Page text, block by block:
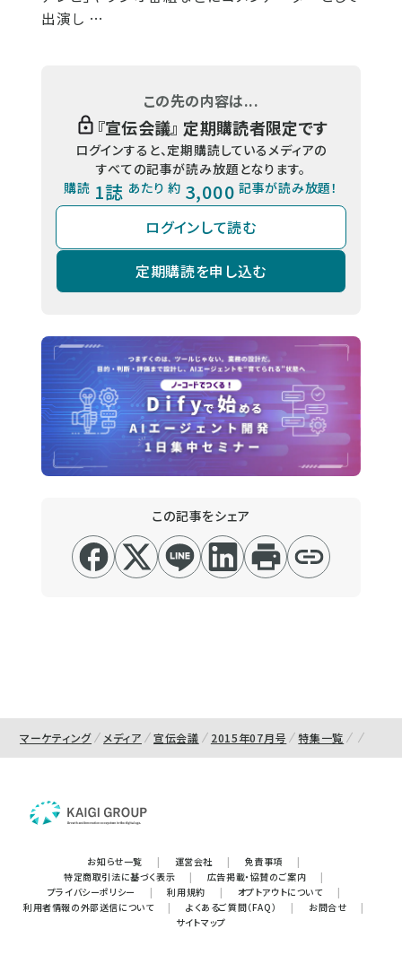
出演し …
この先の内容は...
『宣伝会議』 定期購読者限定です
ログインすると、定期購読しているメディアの
すべての記事が読み放題となります。
購読 1誌 あたり 約 3,000 記事が読み放題！
ログインして読む
定期購読を申し込む
この記事をシェア
マーケティング メディア 宣伝会議 2015年07月号 特集一覧
お知らせ一覧 | 運営会社 | 免責事項
|
特定商取引法に基づく表示
| 広告掲載・協賛のご案内
|
プライバシーポリシー
| 利用規約 | オプトアウトについて
|
利用者情報の外部送信について
| よくあるご質問（FAQ） | お問合せ
|
サイトマップ